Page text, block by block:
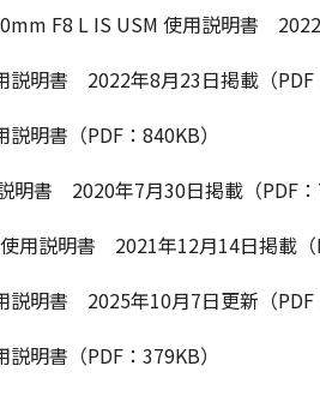
F8 L IS USM 使用説明書
説明書 2022年8月23日掲載（PDF
明書（PDF：840KB）
明書 2020年7月30日掲載（PDF：
用説明書 2021年12月14日掲載（
説明書 2025年10月7日更新（PDF
明書（PDF：379KB）